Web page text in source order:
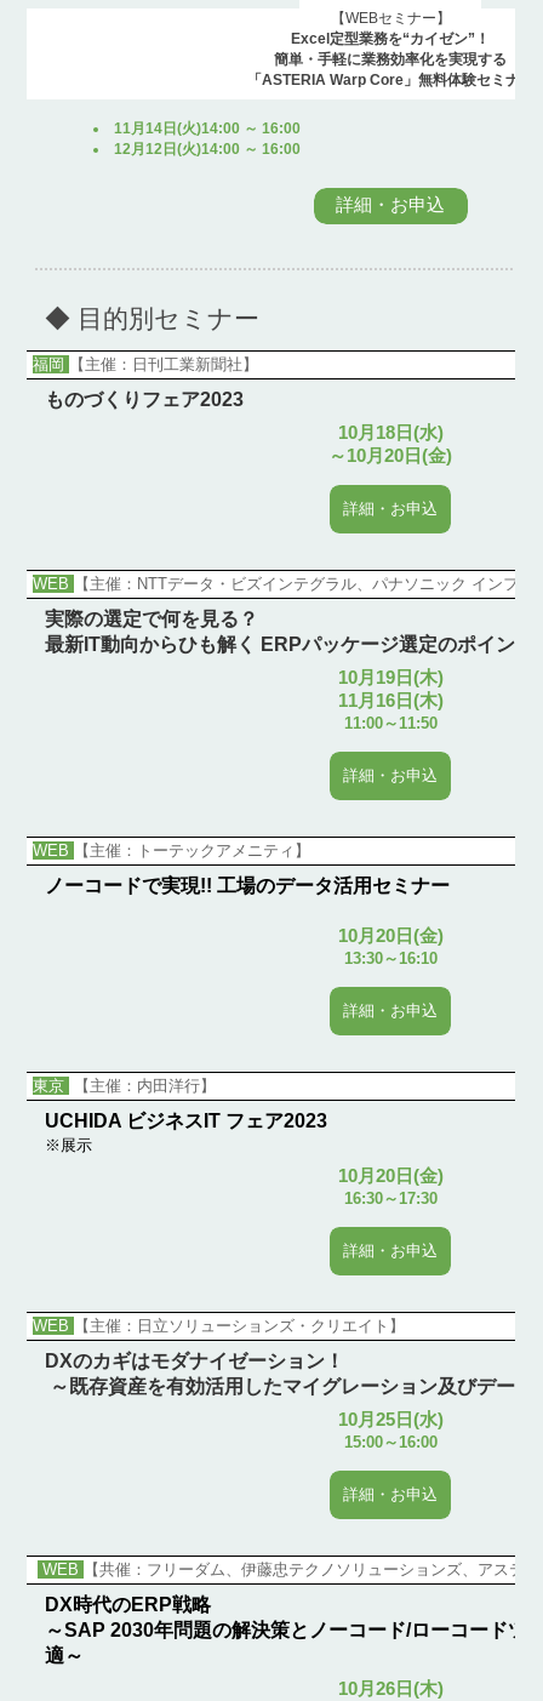
【WEBセミナー】
Excel定型業務を“カイゼン”！
簡単・手軽に業務効率化を実現する
「ASTERIA Warp Core」無料体験セミナー
11月14日(火)14:00 ～ 16:00
12月12日(火)14:00 ～ 16:00
詳細・お申込
◆ 目的別セミナー
福岡 【主催：日刊工業新聞社】
ものづくりフェア2023
10月18日(水)
～10月20日(金)
詳細・お申込
WEB 【主催：NTTデータ・ビズインテグラル、パナソニック インフ
実際の選定で何を見る？
最新IT動向からひも解く ERPパッケージ選定のポイント
10月19日(木)
11月16日(木)
11:00～11:50
詳細・お申込
WEB 【主催：トーテックアメニティ】
ノーコードで実現!! 工場のデータ活用セミナー
10月20日(金)
13:30～16:10
詳細・お申込
東京 【主催：内田洋行】
UCHIDA ビジネスIT フェア2023
※展示
10月20日(金)
16:30～17:30
詳細・お申込
WEB 【主催：日立ソリューションズ・クリエイト】
DXのカギはモダナイゼーション！
～既存資産を有効活用したマイグレーション及びデー
10月25日(水)
15:00～16:00
詳細・お申込
WEB 【共催：フリーダム、伊藤忠テクノソリューションズ、アステ
DX時代のERP戦略
～SAP 2030年問題の解決策とノーコード/ローコードツ
適～
10月26日(木)